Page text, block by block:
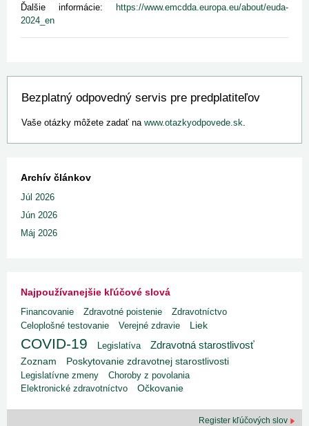
Ďalšie informácie:
https://www.emcdda.europa.eu/about/euda-
2024_en
Bezplatný odpovedný servis pre predplatiteľov
Vaše otázky môžete zadať na www.otazkyodpovede.sk.
Archív článkov
Júl 2026
Jún 2026
Máj 2026
Najpoužívanejšie kľúčové slová
Financovanie Zdravotné poistenie
Zdravotníctvo
Celoplošné testovanie
Verejné zdravie Liek
COVID-19 Legislatíva Zdravotná starostlivosť
Zoznam Poskytovanie zdravotnej starostlivosti
Legislatívne zmeny
Choroby z povolania
Elektronické zdravotníctvo
Očkovanie
Register kľúčových slov